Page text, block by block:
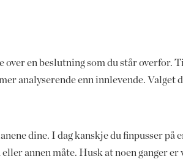
over en beslutning som du står overfor.
analyserende enn innlevende. Valget
dine. I dag kanskje du finpusser
annen måte. Husk at noen ganger